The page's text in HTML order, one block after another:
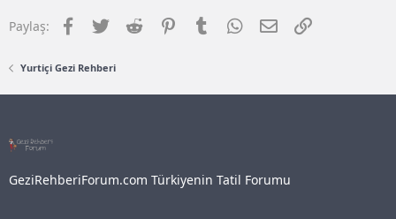
Paylaş: Facebook
TwitterReddit PinterestTumblrWhatsApp
E-postaLink
Yurtiçi Gezi Rehberi
GeziRehberiForum.com Türkiyenin Tatil Forumu